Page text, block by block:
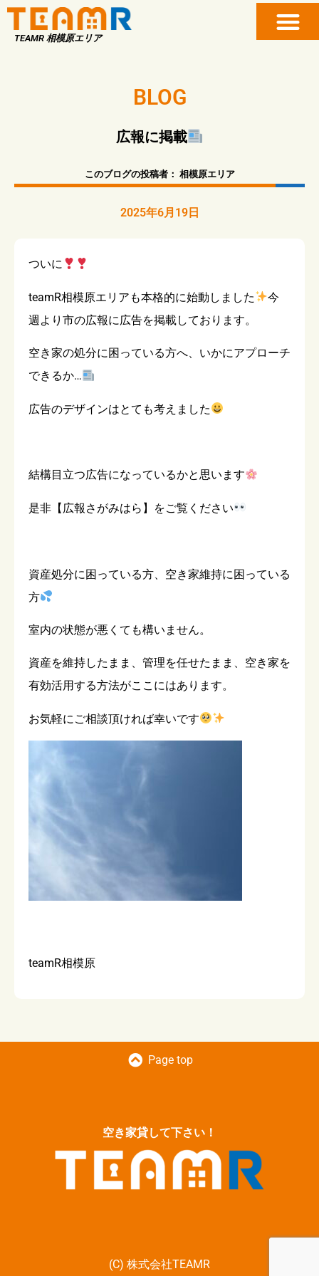
TEAMR 相模原エリア
BLOG
広報に掲載
このブログの投稿者： 相模原エリア
2025年6月19日
ついに
teamR相模原エリアも本格的に始動しました
今
週より市の広報に広告を掲載しております。
空き家の処分に困っている方へ、いかにアプローチ
できるか…
広告のデザインはとても考えました
結構目立つ広告になっているかと思います
是非【広報さがみはら】をご覧ください
資産処分に困っている方、空き家維持に困っている
方
室内の状態が悪くても構いません。
資産を維持したまま、管理を任せたまま、空き家を
有効活用する方法がここにはあります。
お気軽にご相談頂ければ幸いです
teamR相模原
Page top
空き家貸して下さい！
(C) 株式会社TEAMR